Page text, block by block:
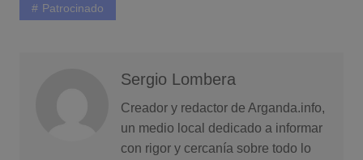
Patrocinado
Sergio Lombera
Creador y redactor de Arganda.info,
un medio local dedicado a informar
con rigor y cercanía sobre todo lo